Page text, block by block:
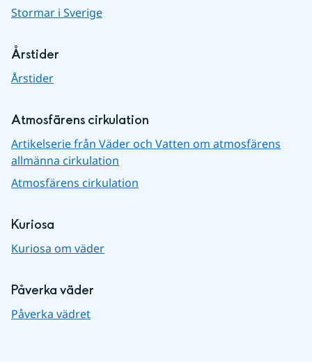
Stormar i Sverige
Årstider
Årstider
Atmosfärens cirkulation
Artikelserie från Väder och Vatten om atmosfärens
allmänna cirkulation
Atmosfärens cirkulation
Kuriosa
Kuriosa om väder
Påverka väder
Påverka vädret